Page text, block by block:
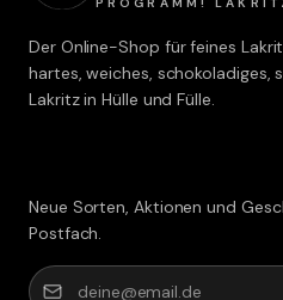
Der Online-Shop für feines
hartes, weiches, schokoladiges,
Lakritz in Hülle und Fülle.
Neue Sorten, Aktionen und
Postfach.